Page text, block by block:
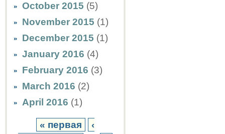
October 2015 (5)
November 2015 (1)
December 2015 (1)
January 2016 (4)
February 2016 (3)
March 2016 (2)
April 2016 (1)
« первая
‹